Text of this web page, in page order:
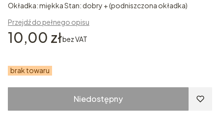
Okładka: miękka Stan: dobry + (podniszczona okładka)
Przejdź do pełnego opisu
Cena
10,00 złbez VAT
brak towaru
Niedostępny